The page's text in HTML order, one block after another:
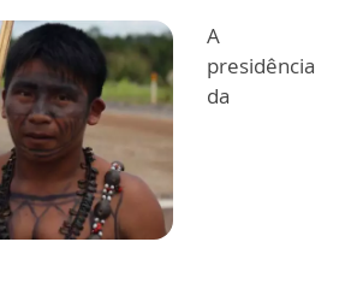
A
presidência
da